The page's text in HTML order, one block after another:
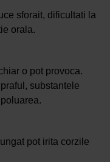
sforait, dificultati la
orala.
o pot provoca.
substantele
pot irita corzile